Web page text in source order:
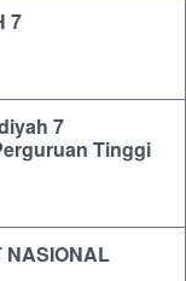
7
7
Tinggi
NASIONAL